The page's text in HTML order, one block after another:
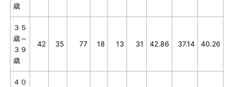
歳
３５
歳～
３９
歳
42 35 77 18 13 31 42.86 37.14 40.26
４０